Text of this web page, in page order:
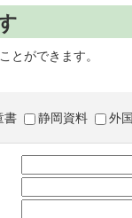
とができます。
書 静岡資料 外